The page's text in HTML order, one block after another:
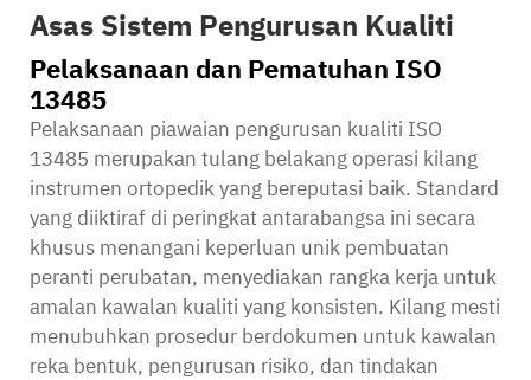
Asas Sistem Pengurusan Kualiti
Pelaksanaan dan Pematuhan ISO
13485
Pelaksanaan piawaian pengurusan kualiti ISO
13485 merupakan tulang belakang operasi kilang
instrumen ortopedik yang bereputasi baik. Standard
yang diiktiraf di peringkat antarabangsa ini secara
khusus menangani keperluan unik pembuatan
peranti perubatan, menyediakan rangka kerja untuk
amalan kawalan kualiti yang konsisten. Kilang mesti
menubuhkan prosedur berdokumen untuk kawalan
reka bentuk, pengurusan risiko, dan tindakan